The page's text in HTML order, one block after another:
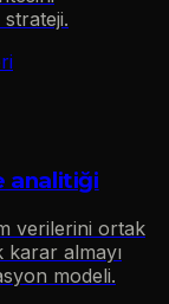
analitiği
verilerini ortak
almayı
modeli.